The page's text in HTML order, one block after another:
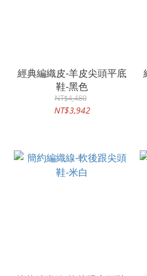
經典編織皮-羊皮尖頭平底
鞋-黑色
NT$4,480
NT$3,942